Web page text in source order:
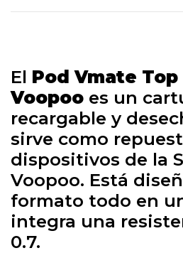
El Pod Vmate
Voopoo es un
recargable y
sirve como
dispositivos de la
Voopoo. Está
formato todo en
integra una
0.7.